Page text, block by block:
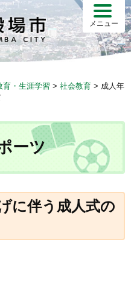
メニュー
育・生涯学習 > 社会教育 > 成人年
ーツ
に伴う成人式の